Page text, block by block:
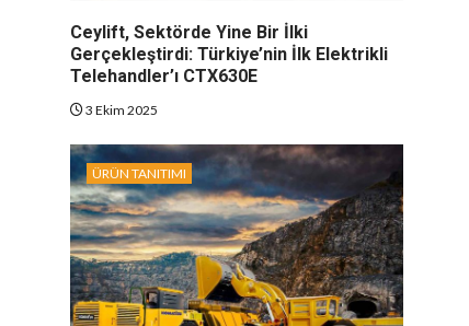
Ceylift, Sektörde Yine Bir İlki
Gerçekleştirdi: Türkiye’nin İlk Elektrikli
Telehandler’ı CTX630E
3 Ekim 2025
ÜRÜN TANITIMI